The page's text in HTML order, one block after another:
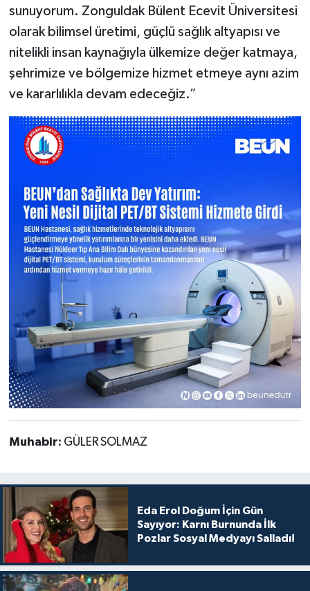
sunuyorum. Zonguldak Bülent Ecevit Üniversitesi
olarak bilimsel üretimi, güçlü sağlık altyapısı ve
nitelikli insan kaynağıyla ülkemize değer katmaya,
şehrimize ve bölgemize hizmet etmeye aynı azim
ve kararlılıkla devam edeceğiz.”
Muhabir: GÜLER SOLMAZ
Eda Erol Doğum İçin Gün
Sayıyor: Karnı Burnunda İlk
Pozlar Sosyal Medyayı Salladı!